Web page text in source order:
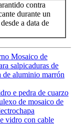
contra
durante un
a data de
Mosaico de
salpicaduras de
de aluminio marrón
e pedra de cuarzo
de mosaico de
vidro con cable